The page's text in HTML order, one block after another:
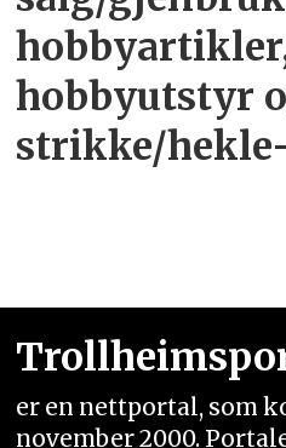
hobbyutstyr
strikke/
er en nettportal, som
november 2000.